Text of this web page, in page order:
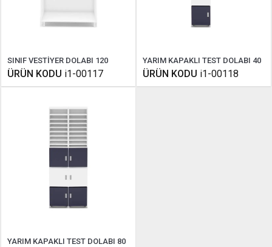
SINIF VESTİYER DOLABI 120
ÜRÜN KODU i1-00117
YARIM KAPAKLI TEST DOLABI 40
ÜRÜN KODU i1-00118
YARIM KAPAKLI TEST DOLABI 80